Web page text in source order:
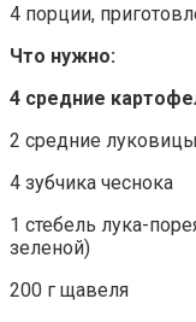
4 порции,
Что нужно:
4 средние
2 средние луковицы
4 зубчика чеснока
1 стебель лука-
зеленой)
200 г щавеля